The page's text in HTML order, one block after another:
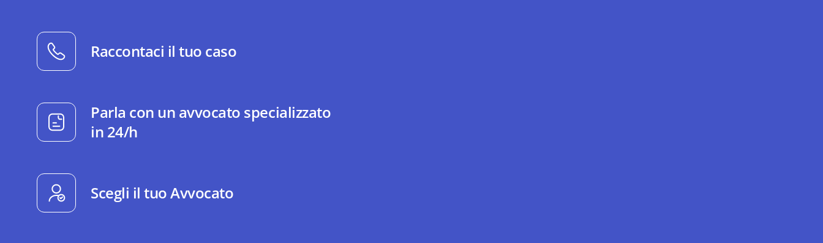
Raccontaci il tuo caso
Parla con un avvocato specializzato
in 24/h
Scegli il tuo Avvocato